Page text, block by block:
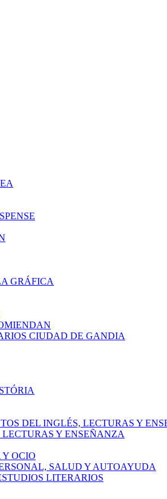
GRÁFICA
CIUDAD DE GANDIA
DEL INGLÉS, LECTURAS Y
Y ENSEÑANZA
OCIO
SALUD Y AUTOAYUDA
LITERARIOS